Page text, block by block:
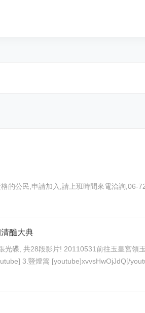
求會員公告: 歡迎符合會員資格的公民,申請加入,請上班時間來電洽詢
醮大典
江陣 共4段影片! 1.領玉旨 [youtube]YHvRrE4